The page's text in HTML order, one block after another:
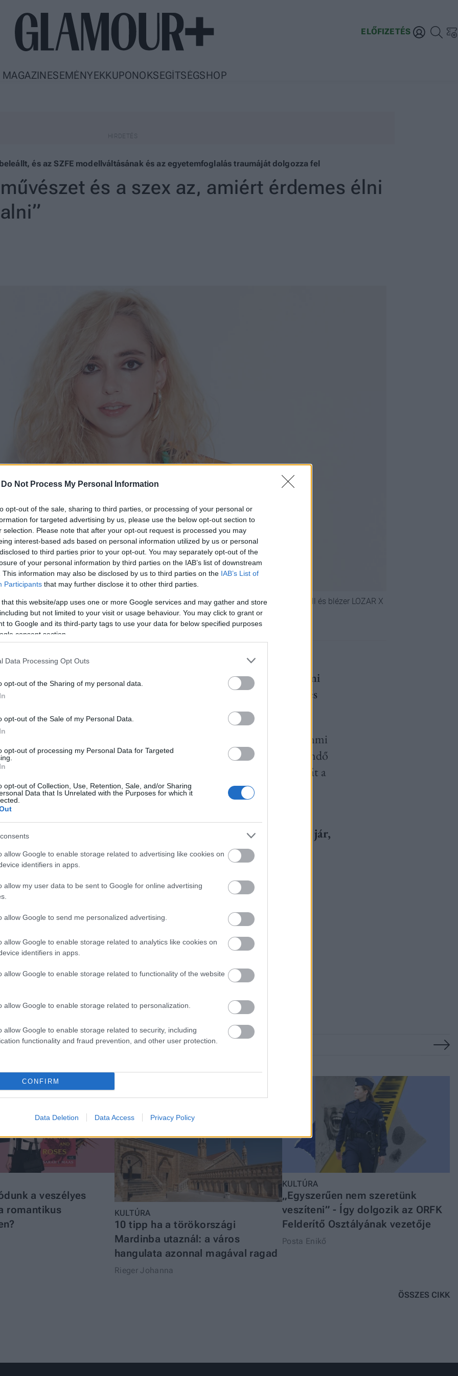
Do Not Process My Personal Information
opt-out of the sale, sharing to third parties, or processing of your personal or
for targeted advertising by us, please use the below opt-out section to
selection. Please note that after your opt-out request is processed you may
interest-based ads based on personal information utilized by us or personal
to third parties prior to your opt-out. You may separately opt-out of the
of your personal information by third parties on the IAB’s list of downstream
This information may also be disclosed by us to third parties on the IAB’s List of
Participants that may further disclose it to other third parties.
that this website/app uses one or more Google services and may gather and store
but not limited to your visit or usage behaviour. You may click to grant or
to Google and its third-party tags to use your data for below specified purposes
consent section.
Data Processing Opt Outs
opt-out of the Sharing of my personal data.
opt-out of the Sale of my Personal Data.
opt-out of processing my Personal Data for Targeted
opt-out of Collection, Use, Retention, Sale, and/or Sharing
Data that Is Unrelated with the Purposes for which it
allow Google to enable storage related to advertising like cookies on
identifiers in apps.
allow my user data to be sent to Google for online advertising
allow Google to send me personalized advertising.
allow Google to enable storage related to analytics like cookies on
identifiers in apps.
allow Google to enable storage related to functionality of the website
allow Google to enable storage related to personalization.
allow Google to enable storage related to security, including
functionality and fraud prevention, and other user protection.
CONFIRM
Data Deletion Data Access Privacy Policy
ELŐFIZETÉS
MAGAZIN ESEMÉNYEKKUPONOKSEGÍTSÉGSHOP
és az SZFE modellváltásának és az egyetemfoglalás traumáját dolgozza fel
és a szex az, amiért érdemes élni
valamelyest gyógyítja az átélt frusztráció és tehetetlenség miatti szorongást | Overall és blézer LOZAR X
kezdte a pályáját, most harmincéves. A Színház- és
járt a modellváltás idején. Nagy hatással voltak rá az egyetemi
időszaka. Nyelni című új regénye ezt dolgozza fel viccesen és
Szexművészeti Egyetemről szól. Igen, jól olvastátok, nincs itt semmi
De fontos elméleti alapvetés: a szexművészet koránt sem keverendő
tudni kell még a Szexművészeti Egyetemről, hogy titkos, tehát a
nem tudja, hol van. Aki viszont megtalálja, automatikusan
tehát keresgélni a bejáratot!
első köteted, és még csak harmincéves vagy. Mivel jár,
kezdi el a pályáját?
További cikkeink
a veszélyes
romantikus
KULTÚRA
10 tipp ha a törökországi
Mardinba utaznál: a város
hangulata azonnal magával ragad
Rieger Johanna
KULTÚRA
„Egyszerűen nem szeretünk
veszíteni” - Így dolgozik az ORFK
Felderítő Osztályának vezetője
Posta Enikő
ÖSSZES CIKK